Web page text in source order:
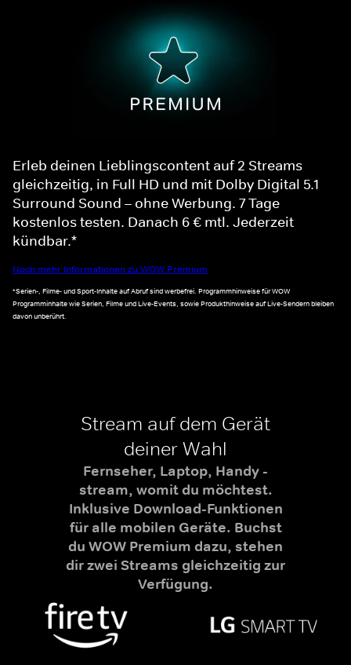
Erleb deinen Lieblingscontent auf 2 Streams
gleichzeitig, in Full HD und mit Dolby Digital 5.1
Surround Sound – ohne Werbung. 7 Tage
kostenlos testen. Danach 6 € mtl. Jederzeit
kündbar.*
Noch mehr Informationen zu WOW Premium
*Serien-, Filme- und Sport-Inhalte auf Abruf sind werbefrei. Programmhinweise für WOW
Programminhalte wie Serien, Filme und Live-Events, sowie Produkthinweise auf Live-Sendern bleiben
davon unberührt.
Stream auf dem Gerät
deiner Wahl
Fernseher, Laptop, Handy -
stream, womit du möchtest.
Inklusive Download-Funktionen
für alle mobilen Geräte. Buchst
du WOW Premium dazu, stehen
dir zwei Streams gleichzeitig zur
Verfügung.